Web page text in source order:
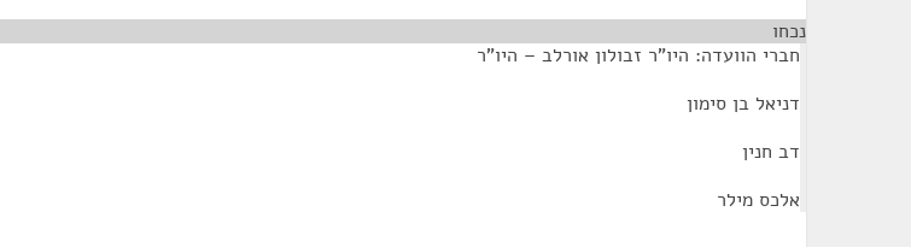
נכחו
חברי הוועדה: היו”ר זבולון אורלב – היו"ר
דניאל בן סימון
דב חנין
אלכס מילר